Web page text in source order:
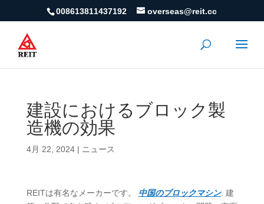
008613811437192 overseas@reit.cc
建設におけるブロック製
造機の効果
4月 22, 2024| ニュース
REITは有名なメーカーです。 中国のブロックマシン. 建